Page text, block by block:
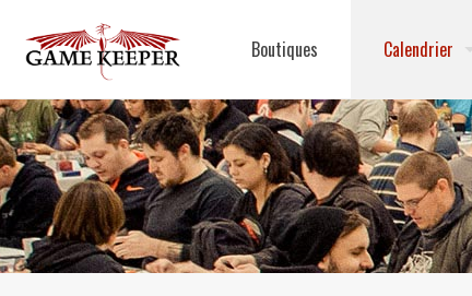
Boutiques Calendrier